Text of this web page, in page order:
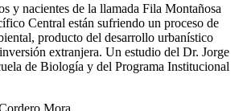
y nacientes de la llamada Fila Montañosa
Central están sufriendo un proceso de
producto del desarrollo urbanístico
extranjera. Un estudio del Dr. Jorge
de Biología y del Programa Institucional
Mora.